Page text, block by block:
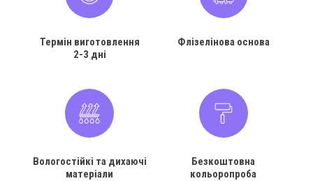
Термін виготовлення
2-3 дні
Флізелінова основа
Вологостійкі та дихаючі
матеріали
Безкоштовна
кольоропроба